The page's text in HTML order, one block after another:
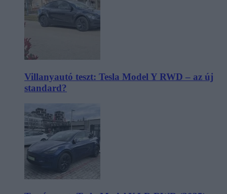
Villanyautó teszt: Tesla Model Y RWD – az új
standard?